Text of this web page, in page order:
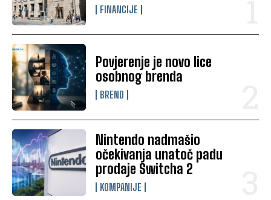
FINANCIJE
Povjerenje je novo lice
osobnog brenda
BREND
Nintendo nadmašio
očekivanja unatoč padu
prodaje Switcha 2
KOMPANIJE